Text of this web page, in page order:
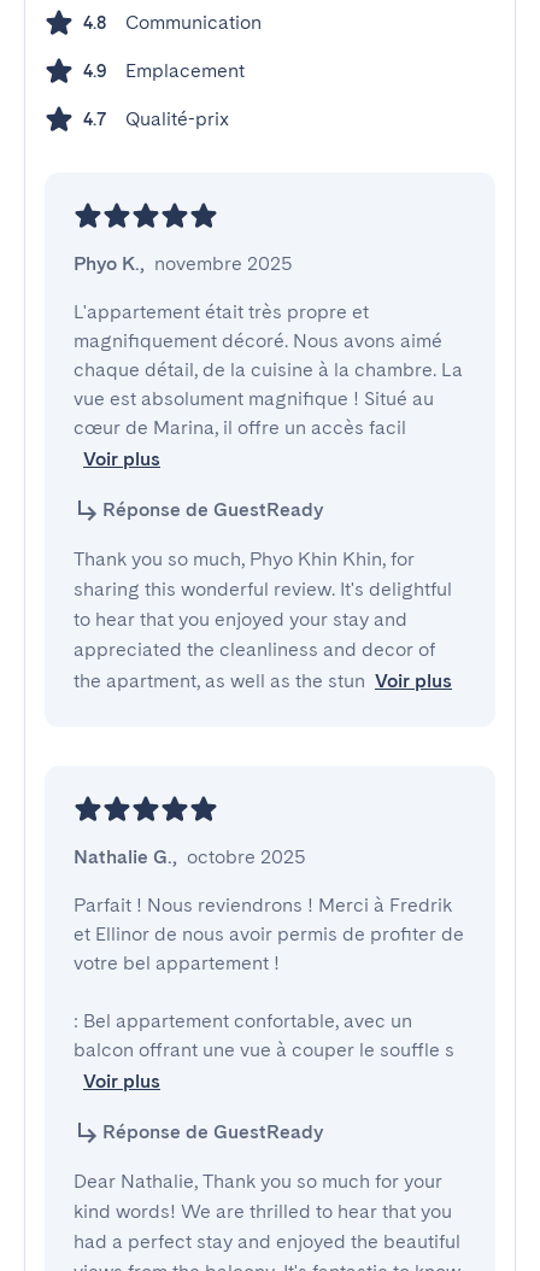
4.8 Communication
4.9 Emplacement
4.7 Qualité-prix
Phyo K., novembre 2025
L'appartement était très propre et
magnifiquement décoré. Nous avons aimé
chaque détail, de la cuisine à la chambre. La
vue est absolument magnifique ! Situé au
cœur de Marina, il offre un accès facil
Voir plus
Réponse de GuestReady
Thank you so much, Phyo Khin Khin, for
sharing this wonderful review. It's delightful
to hear that you enjoyed your stay and
appreciated the cleanliness and decor of
the apartment, as well as the stun Voir plus
Nathalie G., octobre 2025
Parfait ! Nous reviendrons ! Merci à Fredrik
et Ellinor de nous avoir permis de profiter de
votre bel appartement !
: Bel appartement confortable, avec un
balcon offrant une vue à couper le souffle s
Voir plus
Réponse de GuestReady
Dear Nathalie, Thank you so much for your
kind words! We are thrilled to hear that you
had a perfect stay and enjoyed the beautiful